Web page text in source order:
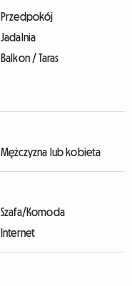
Przedpokój
Jadalnia
Balkon / Taras
Mężczyzna lub kobieta
Szafa/Komoda
Internet